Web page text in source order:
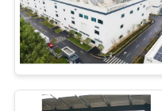
মামলা
সাইট